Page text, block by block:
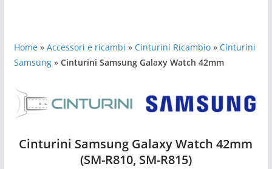
Home» Accessori e ricambi » Cinturini Ricambio» Cinturini
Samsung» Cinturini Samsung Galaxy Watch 42mm
Cinturini Samsung Galaxy Watch 42mm
(SM-R810, SM-R815)